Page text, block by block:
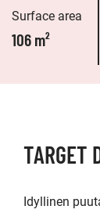
Surface area
106 m²
TARGET
Idyllinen